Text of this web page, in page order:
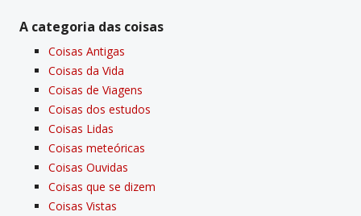
A categoria das coisas
Coisas Antigas
Coisas da Vida
Coisas de Viagens
Coisas dos estudos
Coisas Lidas
Coisas meteóricas
Coisas Ouvidas
Coisas que se dizem
Coisas Vistas